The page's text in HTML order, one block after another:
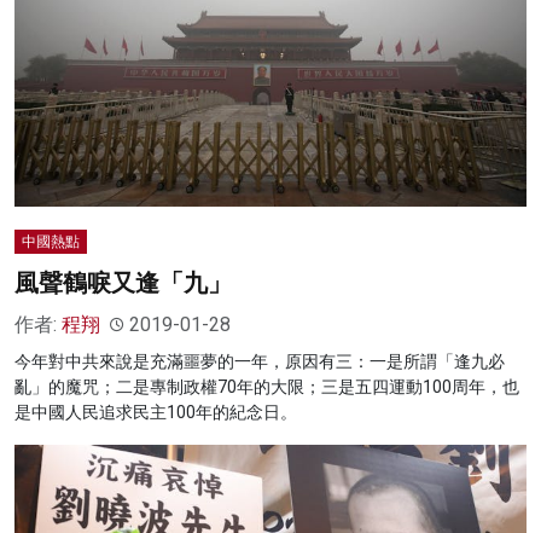
科技
影片
名家榜
灼見活動
關於我們
中國熱點
風聲鶴唳又逢「九」
作者: 程翔 2019-01-28
今年對中共來說是充滿噩夢的一年，原因有三：一是所謂「逢九必
亂」的魔咒；二是專制政權70年的大限；三是五四運動100周年，也
是中國人民追求民主100年的紀念日。